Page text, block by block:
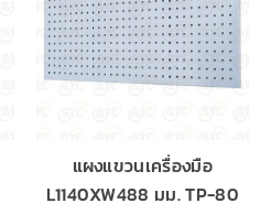
แผงแขวนเครื่องมือ
L1140XW488 มม. TP-80